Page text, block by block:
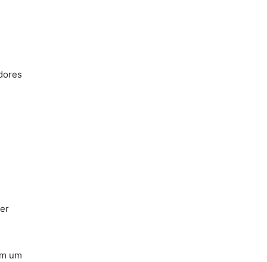
um